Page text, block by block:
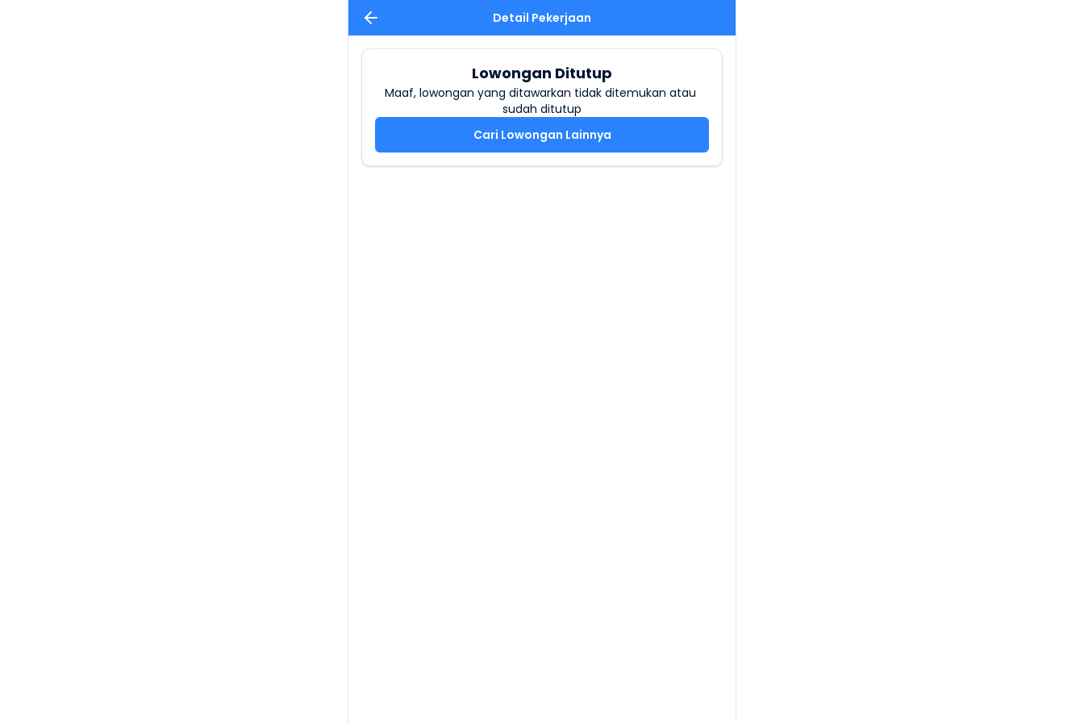
Detail Pekerjaan
Lowongan Ditutup
Maaf, lowongan yang ditawarkan tidak ditemukan atau
sudah ditutup
Cari Lowongan Lainnya